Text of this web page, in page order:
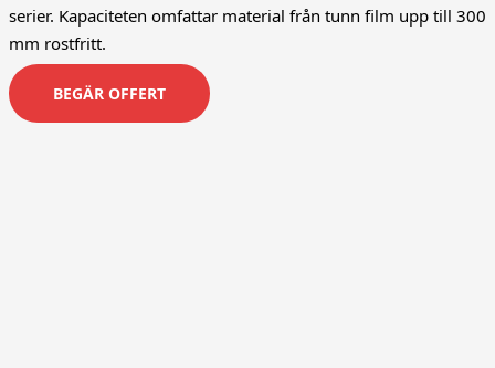
serier. Kapaciteten omfattar material från tunn film upp till 300
mm rostfritt.
BEGÄR OFFERT